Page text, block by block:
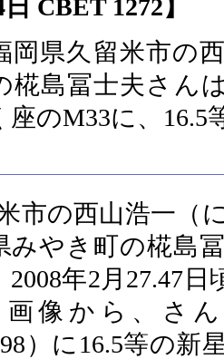
日 CBET 1272】
岡県久留米市の
椛島冨士夫さん
のM33に、16.5
市の西山浩一（
みやき町の椛島
年2月27.47
像から、さ
）に16.5等の新